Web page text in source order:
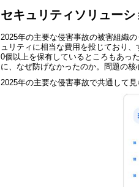
セキュリティソリュー
2025年の主要な侵害事故の被害組織
ュリティに相当な費用を投じており
0個以上を保有しているところもあっ
に、なぜ防げなかったのか。問題の
2025年の主要な侵害事故で共通して